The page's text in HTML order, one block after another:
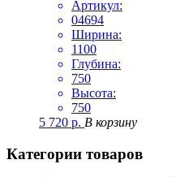
Артикул:
04694
Ширина:
1100
Глубина:
750
Высота:
750
5 720 р. В корзину
Категории товаров